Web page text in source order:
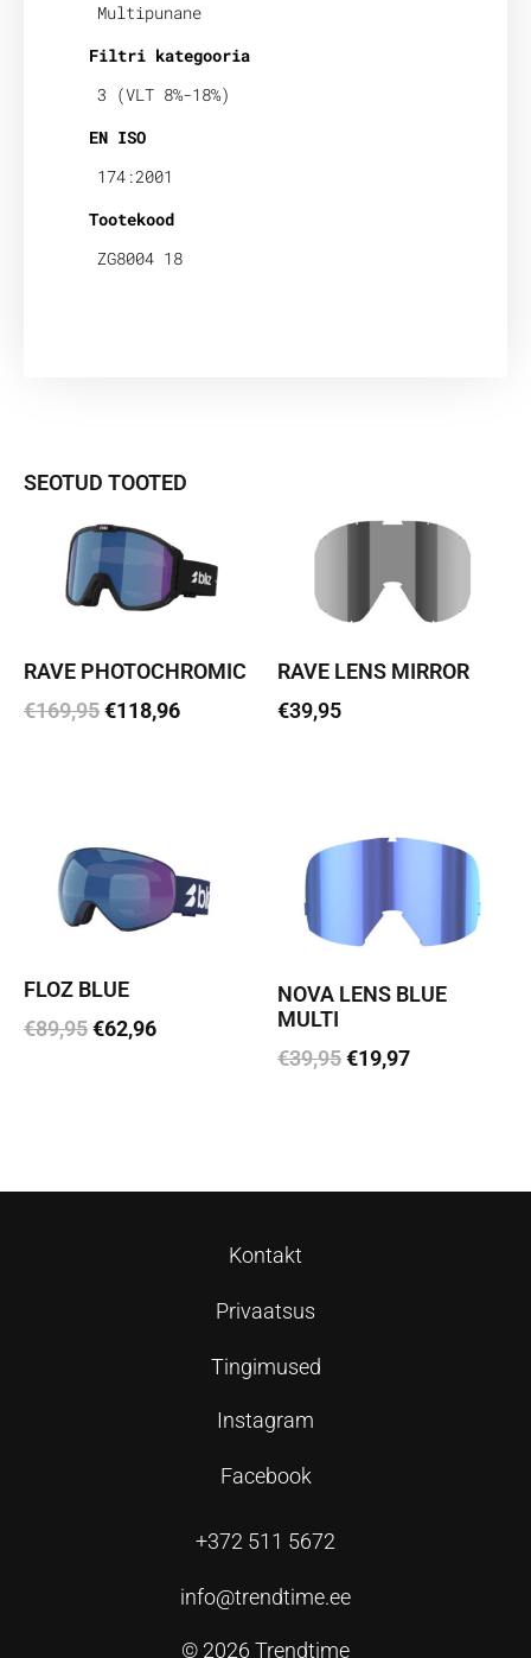
Multipunane
Filtri kategooria
3 (VLT 8%-18%)
EN ISO
174:2001
Tootekood
ZG8004 18
SEOTUD TOOTED
RAVE PHOTOCHROMIC
€169,95€118,96
RAVE LENS MIRROR
€39,95
FLOZ BLUE
€89,95€62,96
NOVA LENS BLUE
MULTI
€39,95€19,97
Kontakt
Privaatsus
Tingimused
Instagram
Facebook
+372 511 5672
info@trendtime.ee
© 2026 Trendtime